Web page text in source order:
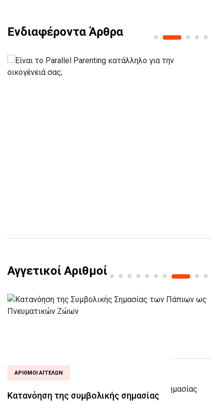
Ενδιαφέροντα Άρθρα
Αγγετικοί Αριθμοί
ΑΡΙΘΜΟΊ ΑΓΓΈΛΩΝ
Κατανόηση της συμβολικής σημασίας